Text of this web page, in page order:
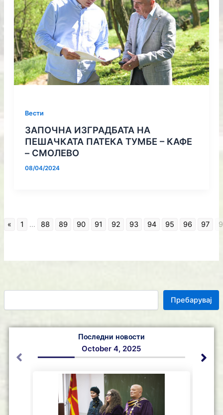
Пребарувај
Последни новости
October 4, 2025
Вести
ЗАПОЧНА ИЗГРАДБАТА НА
ПЕШАЧКАТА ПАТЕКА ТУМБЕ – КАФЕ
– СМОЛЕВО
08/04/2024
« 1 ... 88 89 90 91 92 93 94 95 96 97